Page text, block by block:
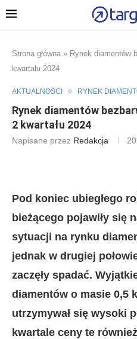
Strona główna » Rynek diamentów
kwartału 2024
AKTUALNOŚCI RYNEK
Rynek diamentów
2 kwartału 2024
Napisane przez Redakcja
Pod koniec ubiegłego
bieżącego pojawiły się
sytuacji na rynku
jednak w drugiej
zaczęły spadać.
diamentów o masie 0,5
utrzymywał się wysoki
kwartale ceny te